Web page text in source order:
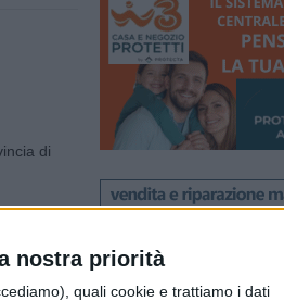
nostra priorità
quali cookie e trattiamo i dati